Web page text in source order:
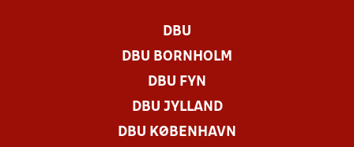
DBU
DBU BORNHOLM
DBU FYN
DBU JYLLAND
DBU KØBENHAVN